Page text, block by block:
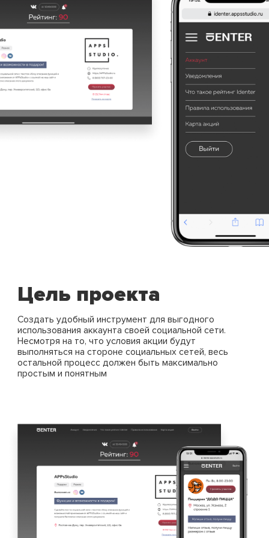
Цель проекта
Создать удобный инструмент для выгодного
использования аккаунта своей социальной сети.
Несмотря на то, что условия акции будут
выполняться на стороне социальных сетей, весь
остальной процесс должен быть максимально
простым и понятным